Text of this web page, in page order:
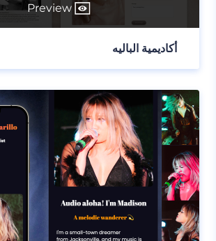
Preview
أكاديمية الباليه